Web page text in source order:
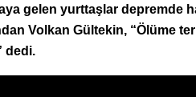
gelen yurttaşlar depremde
Volkan Gültekin, “Ölüme
dedi.